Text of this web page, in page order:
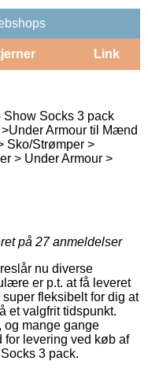
Link
Show Socks 3 pack
Armour til Mænd
Sko/Strømper >
> Under Armour >
på 27anmeldelser
nu diverse
er p.t. at få leveret
fleksibelt for dig at
et valgfrit tidspunkt.
mange gange
for levering ved køb af
3 pack.